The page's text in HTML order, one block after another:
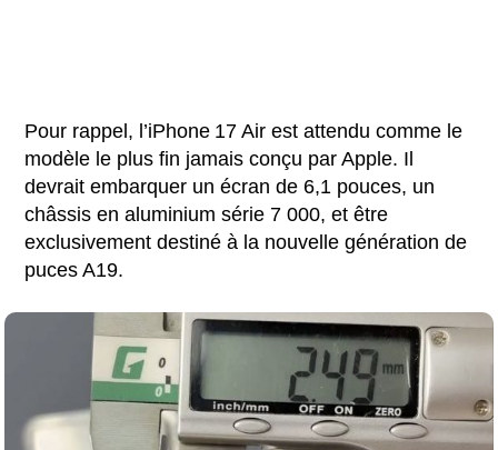
Pour rappel, l’iPhone 17 Air est attendu comme le
modèle le plus fin jamais conçu par Apple. Il
devrait embarquer un écran de 6,1 pouces, un
châssis en aluminium série 7 000, et être
exclusivement destiné à la nouvelle génération de
puces A19.